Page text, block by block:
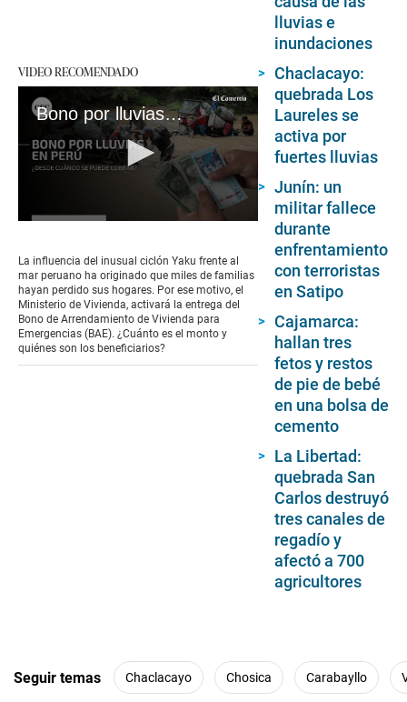
VIDEO RECOMENDADO
Bono por lluvias en Perú: ¿Cuál es el LINK para saber si eres beneficiario de los S/ 500?
of
2
minutes,
37
seconds
La influencia del inusual ciclón Yaku frente al
mar peruano ha originado que miles de familias
hayan perdido sus hogares. Por ese motivo, el
Ministerio de Vivienda, activará la entrega del
Bono de Arrendamiento de Vivienda para
Emergencias (BAE). ¿Cuánto es el monto y
quiénes son los beneficiarios?
lluvias e
inundaciones
Chaclacayo:
quebrada Los
Laureles se
activa por
fuertes lluvias
Junín: un
militar fallece
durante
enfrentamiento
con terroristas
en Satipo
Cajamarca:
hallan tres
fetos y restos
de pie de bebé
en una bolsa de
cemento
La Libertad:
quebrada San
Carlos destruyó
tres canales de
regadío y
afectó a 700
agricultores
Seguir temas Chaclacayo Chosica Carabayllo